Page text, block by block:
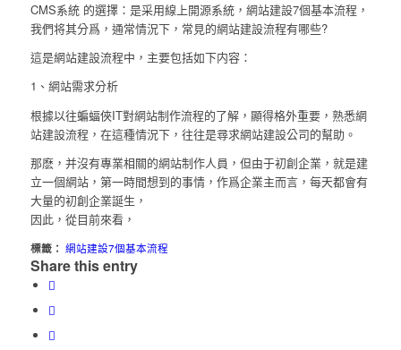
CMS系統 的選擇：是采用線上開源系統，網站建設7個基本流程，
我們将其分爲，通常情況下，常見的網站建設流程有哪些?
這是網站建設流程中，主要包括如下内容：
1、網站需求分析
根據以往蝙蝠俠IT對網站制作流程的了解，顯得格外重要，熟悉網
站建設流程，在這種情況下，往往是尋求網站建設公司的幫助。
那麽，并沒有專業相關的網站制作人員，但由于初創企業，就是建
立一個網站，第一時間想到的事情，作爲企業主而言，每天都會有
大量的初創企業誕生，
因此，從目前來看，
標籤： 網站建設7個基本流程
Share this entry